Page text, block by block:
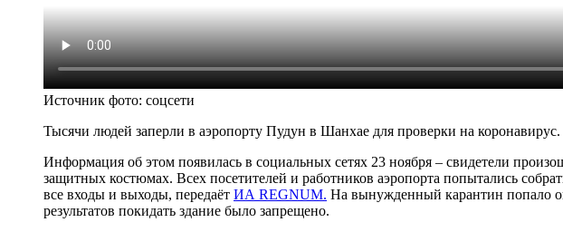
Источник фото: соцсети
Тысячи людей заперли в аэропорту Пудун в Шанхае для проверки на
Информация об этом появилась в социальных сетях 23 ноября – свидетели
защитных костюмах. Всех посетителей и работников аэропорта попытались
все входы и выходы, передаёт ИА REGNUM. На вынужденный карантин попало
результатов покидать здание было запрещено.